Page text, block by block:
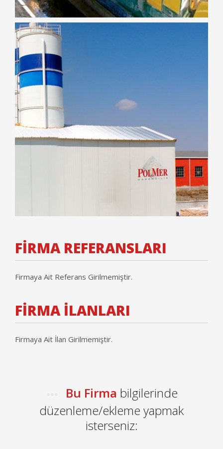
FİRMA REFERANSLARI
Firmaya Ait Referans Girilmemiştir.
FİRMA İLANLARI
Firmaya Ait İlan Girilmemiştir.
Bu Firma bilgilerinde
düzenleme/ekleme yapmak
isterseniz: